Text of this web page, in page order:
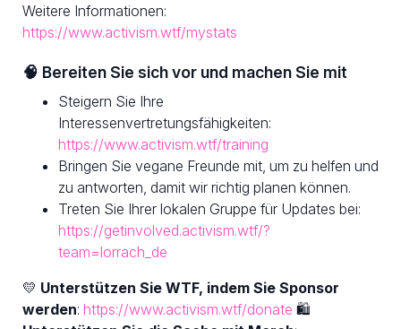
Weitere Informationen:
https://www.activism.wtf/mystats
🧠 Bereiten Sie sich vor und machen Sie mit
Steigern Sie Ihre
Interessenvertretungsfähigkeiten:
https://www.activism.wtf/training
Bringen Sie vegane Freunde mit, um zu helfen und
zu antworten, damit wir richtig planen können.
Treten Sie Ihrer lokalen Gruppe für Updates bei:
https://getinvolved.activism.wtf/?
team=lorrach_de
💛 Unterstützen Sie WTF, indem Sie Sponsor
werden: https://www.activism.wtf/donate 🛍